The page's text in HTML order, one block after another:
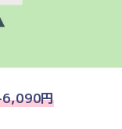
円